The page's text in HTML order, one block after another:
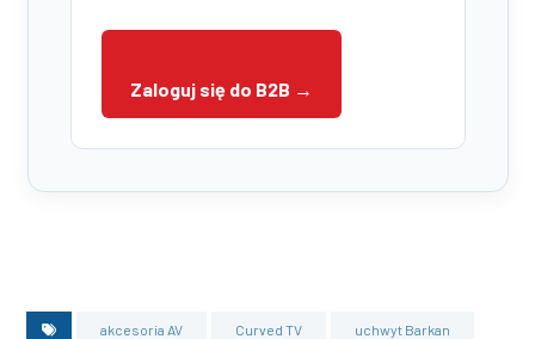
Zaloguj się do B2B →
akcesoria AV Curved TV uchwyt Barkan